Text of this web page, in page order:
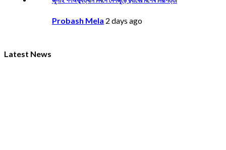
Probash Mela 2 days ago
Latest News